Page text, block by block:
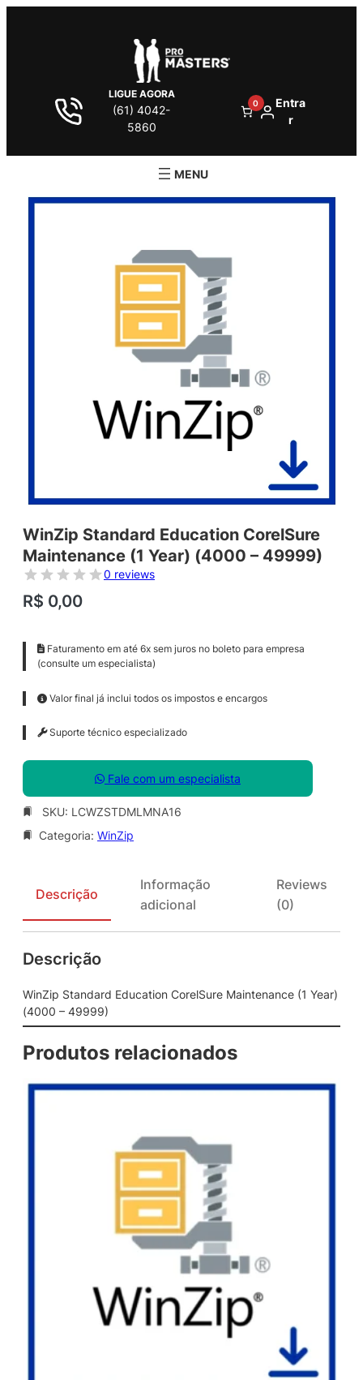
LIGUE AGORA
(61) 4042-
5860
0
Entra
r
WinZip Standard Education CorelSure
Maintenance (1 Year) (4000 – 49999)
0 reviews
R$ 0,00
Faturamento em até 6x sem juros no boleto para empresa
(consulte um especialista)
Valor final já inclui todos os impostos e encargos
Suporte técnico especializado
Fale com um especialista
SKU: LCWZSTDMLMNA16
Categoria: WinZip
Descrição
Informação
adicional
Reviews
(0)
Descrição
WinZip Standard Education CorelSure Maintenance (1 Year)
(4000 – 49999)
Produtos relacionados